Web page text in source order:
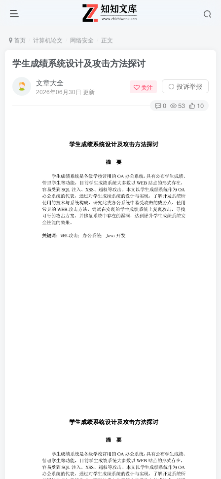
首页 计算机论文 网络安全 正文
学生成绩系统设计及攻击方法探讨
文章大全
2026年06月30日 更新
关注 ⚪ 投诉举报
0 53 10